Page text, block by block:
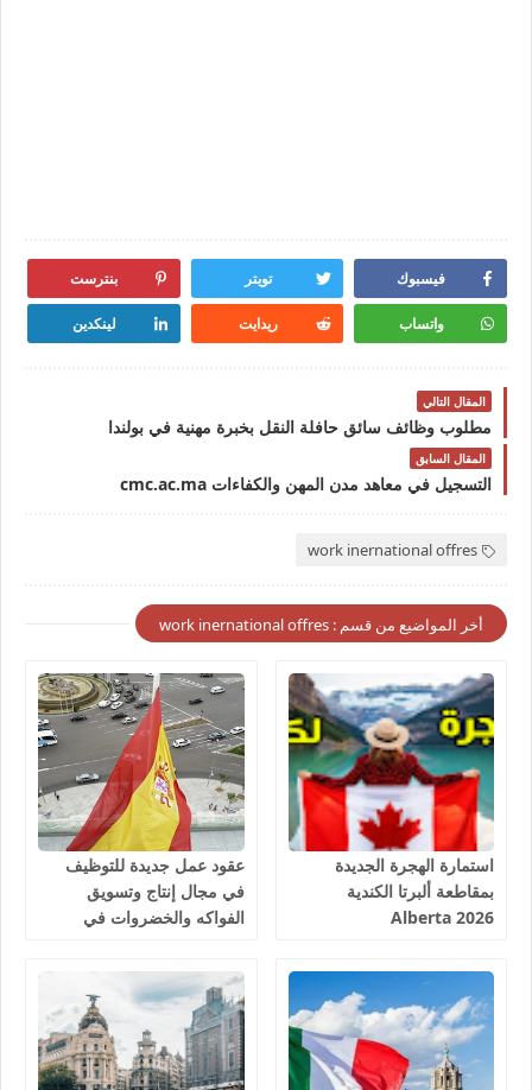
فيسبوك تويتر بنترست
واتساب ريدايت لينكدين
المقال التالي
مطلوب وظائف سائق حافلة النقل بخبرة مهنية في بولندا
المقال السابق
التسجيل في معاهد مدن المهن والكفاءات cmc.ac.ma
work inernational offres
أخر المواضيع من قسم : work inernational offres
استمارة الهجرة الجديدة
بمقاطعة ألبرتا الكندية
Alberta 2026
عقود عمل جديدة للتوظيف
في مجال إنتاج وتسويق
الفواكه والخضروات في